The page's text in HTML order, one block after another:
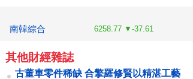
南韓綜合 6258.77 ▼-37.61
其他財經雜誌
古董車零件稀缺 合擎羅修賢以精湛工藝